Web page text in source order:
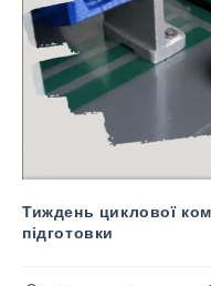
Тиждень циклової
підготовки